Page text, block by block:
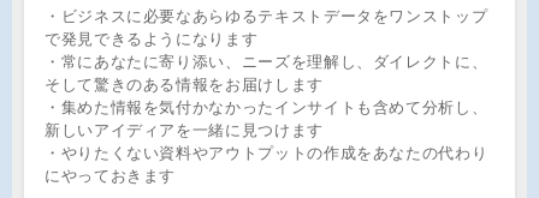
・ビジネスに必要なあらゆるテキストデータをワンストップ
で発見できるようになります
・常にあなたに寄り添い、ニーズを理解し、ダイレクトに、
そして驚きのある情報をお届けします
・集めた情報を気付かなかったインサイトも含めて分析し、
新しいアイディアを一緒に見つけます
・やりたくない資料やアウトプットの作成をあなたの代わり
にやっておきます